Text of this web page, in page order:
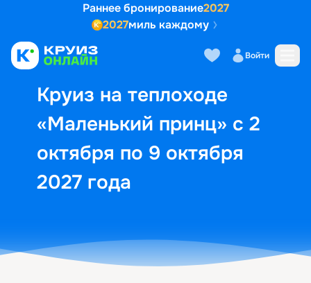
Раннее бронирование2027
2027миль каждому
Войти
Круиз на теплоходе
«Маленький принц» с 2
октября по 9 октября
2027 года
Выбор кают Маршрут и